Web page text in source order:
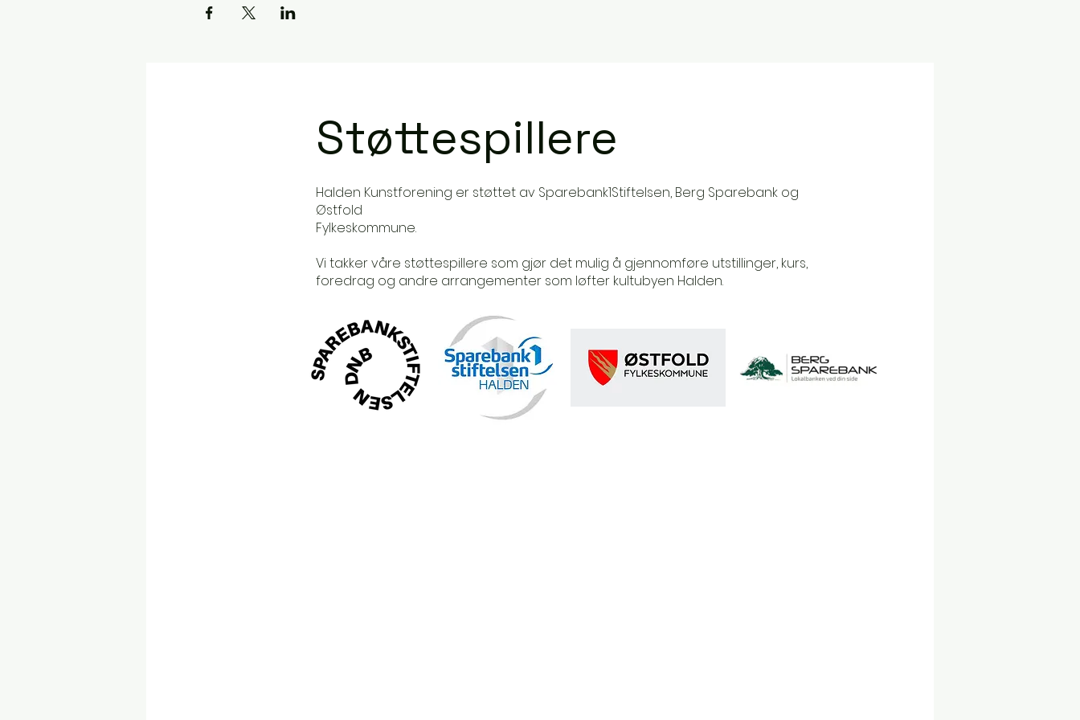
Støttespillere
Halden Kunstforening er støttet av Sparebank1Stiftelsen, Berg Sparebank og
Østfold
Fylkeskommune.
Vi takker våre støttespillere som gjør det mulig å gjennomføre utstillinger, kurs,
foredrag og andre arrangementer som løfter kultubyen Halden.